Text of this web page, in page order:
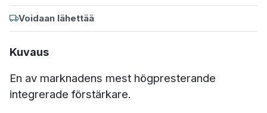
Voidaan lähettää
Kuvaus
En av marknadens mest högpresterande
integrerade förstärkare.